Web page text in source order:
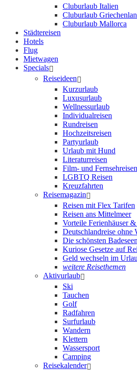
Cluburlaub Italien
Cluburlaub
Cluburlaub Mallorca
Städtereisen
Hotels
Flug
Mietwagen
Specials
Reiseideen
Kurzurlaub
Luxusurlaub
Wellnessurlaub
Individualreisen
Rundreisen
Hochzeitsreisen
Partyurlaub
Urlaub mit Hund
Literaturreisen
Film- und Fernsehreisen
LGBTQ Reisen
Kreuzfahrten
Reisemagazin
Reisen mit Flex Tarifen
Reisen ans Mittelmeer
Vorteile Ferienhäuser &
Deutschlandreise ohne
Die schönsten
Kuriose Gesetze auf
Geld wechseln im
weitere Reisethemen
Aktivurlaub
Ski
Tauchen
Golf
Radfahren
Surfurlaub
Wandern
Klettern
Wassersport
Camping
Reisekalender